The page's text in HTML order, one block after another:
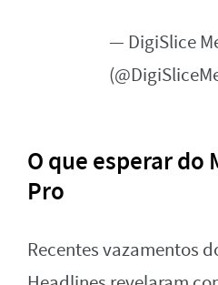
— DigiSlice
O que esperar do
Pro
Recentes vazamentos